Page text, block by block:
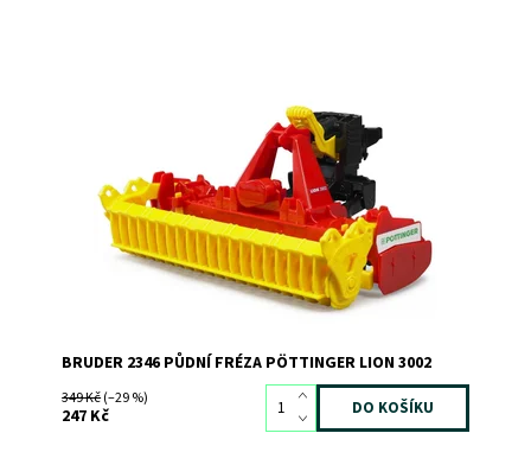
Půdní fréza Pöttinger Lion 3002
1786
Značka:
BRUDER
BRUDER 2346 PŮDNÍ FRÉZA PÖTTINGER LION 3002
349 Kč(–29 %)
247 Kč